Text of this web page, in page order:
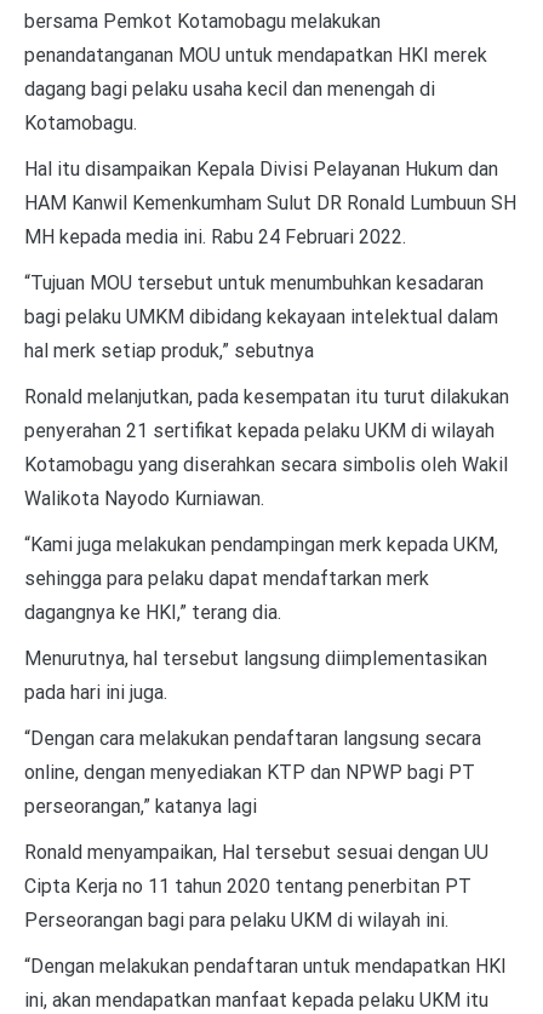
bersama Pemkot Kotamobagu melakukan
penandatanganan MOU untuk mendapatkan HKI merek
dagang bagi pelaku usaha kecil dan menengah di
Kotamobagu.
Hal itu disampaikan Kepala Divisi Pelayanan Hukum dan
HAM Kanwil Kemenkumham Sulut DR Ronald Lumbuun SH
MH kepada media ini. Rabu 24 Februari 2022.
“Tujuan MOU tersebut untuk menumbuhkan kesadaran
bagi pelaku UMKM dibidang kekayaan intelektual dalam
hal merk setiap produk,” sebutnya
Ronald melanjutkan, pada kesempatan itu turut dilakukan
penyerahan 21 sertifikat kepada pelaku UKM di wilayah
Kotamobagu yang diserahkan secara simbolis oleh Wakil
Walikota Nayodo Kurniawan.
“Kami juga melakukan pendampingan merk kepada UKM,
sehingga para pelaku dapat mendaftarkan merk
dagangnya ke HKI,” terang dia.
Menurutnya, hal tersebut langsung diimplementasikan
pada hari ini juga.
“Dengan cara melakukan pendaftaran langsung secara
online, dengan menyediakan KTP dan NPWP bagi PT
perseorangan,” katanya lagi
Ronald menyampaikan, Hal tersebut sesuai dengan UU
Cipta Kerja no 11 tahun 2020 tentang penerbitan PT
Perseorangan bagi para pelaku UKM di wilayah ini.
“Dengan melakukan pendaftaran untuk mendapatkan HKI
ini, akan mendapatkan manfaat kepada pelaku UKM itu